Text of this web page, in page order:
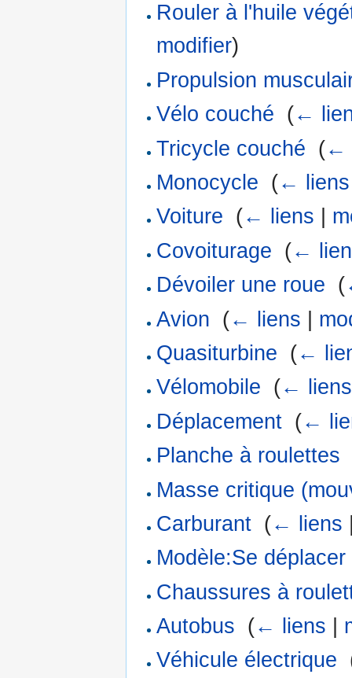
Rouler à l'huile
modifier)
Propulsion
Vélo couché (←
Tricycle couché (←
Monocycle (← liens
Voiture (← liens
Covoiturage (←
Dévoiler une roue (
Avion (← liens
Quasiturbine (←
Vélomobile (← liens
Déplacement (←
Planche à roulettes
Masse critique
Carburant (← liens
Modèle:Se déplacer
Chaussures à
Autobus (← liens
Véhicule électrique